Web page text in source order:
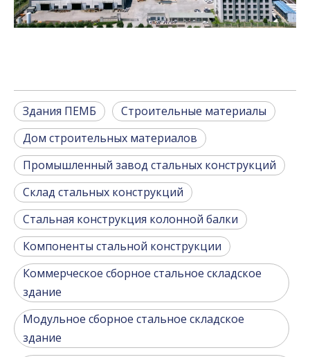
Здания ПЕМБ
Строительные материалы
Дом строительных материалов
Промышленный завод стальных конструкций
Склад стальных конструкций
Стальная конструкция колонной балки
Компоненты стальной конструкции
Коммерческое сборное стальное складское
здание
Модульное сборное стальное складское
здание